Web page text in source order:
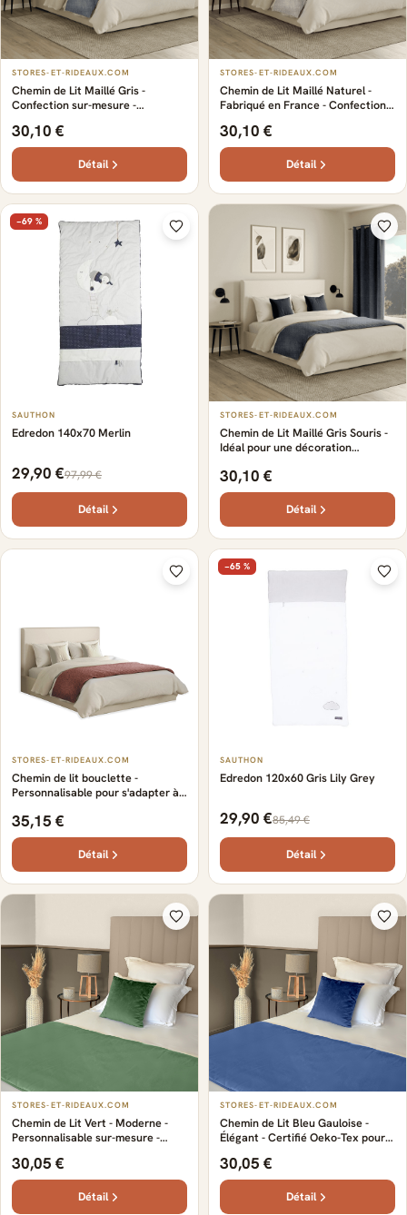
STORES-ET-RIDEAUX.COM
Chemin de Lit Maillé Gris -
Confection sur-mesure -
maîtresse - Texture douce et
luxueuse - Design - 100% Made in
30,10 €
Détail
STORES-ET-RIDEAUX.COM
Chemin de Lit Maillé Naturel -
Fabriqué en France - Confection
parfaitement dans la décoration -
Texture douce et luxueuse
30,10 €
Détail
−69 %
SAUTHON
Edredon 140x70 Merlin
29,90 €97,99 €
Détail
STORES-ET-RIDEAUX.COM
Chemin de Lit Maillé Gris Souris -
Idéal pour une décoration
française d’excellence. - Finesse
et douceur au toucher
30,10 €
Détail
STORES-ET-RIDEAUX.COM
Chemin de lit bouclette -
Personnalisable pour s'adapter à
confortable - Crée une ambiance
cosy - gris perle
35,15 €
Détail
−65 %
SAUTHON
Edredon 120x60 Gris Lily Grey
29,90 €85,49 €
Détail
STORES-ET-RIDEAUX.COM
Chemin de Lit Vert - Moderne -
Personnalisable sur-mesure -
Aspect sobre et épuré - Certifié
Oeko-Tex
30,05 €
Détail
STORES-ET-RIDEAUX.COM
Chemin de Lit Bleu Gauloise -
Élégant - Certifié Oeko-Tex pour
avec nombreuses finitions -
Aspect sobre et épuré
30,05 €
Détail